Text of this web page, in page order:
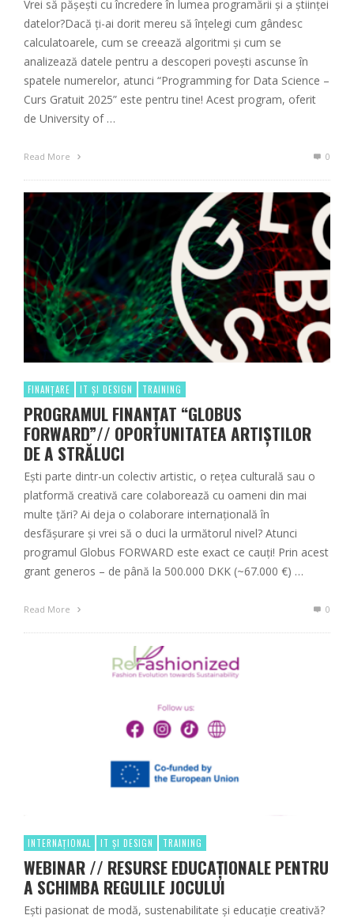
Vrei să pășești cu încredere în lumea programării și a științei
datelor?Dacă ți-ai dorit mereu să înțelegi cum gândesc
calculatoarele, cum se creează algoritmi și cum se
analizează datele pentru a descoperi povești ascunse în
spatele numerelor, atunci “Programming for Data Science –
Curs Gratuit 2025” este pentru tine! Acest program, oferit
de University of …
Read More 0
FINANȚARE IT ȘI DESIGN TRAINING
PROGRAMUL FINANȚAT “GLOBUS
FORWARD”// OPORTUNITATEA ARTIȘTILOR
DE A STRĂLUCI
Ești parte dintr-un colectiv artistic, o rețea culturală sau o
platformă creativă care colaborează cu oameni din mai
multe țări? Ai deja o colaborare internațională în
desfășurare și vrei să o duci la următorul nivel? Atunci
programul Globus FORWARD este exact ce cauți! Prin acest
grant generos – de până la 500.000 DKK (~67.000 €) …
Read More 0
INTERNAȚIONAL IT ȘI DESIGN TRAINING
WEBINAR // RESURSE EDUCAȚIONALE PENTRU
A SCHIMBA REGULILE JOCULUI
Ești pasionat de modă, sustenabilitate și educație creativă?